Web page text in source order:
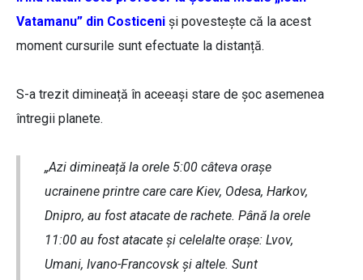
Vatamanu” din Costiceni și povestește că la acest
moment cursurile sunt efectuate la distanță.
S-a trezit dimineață în aceeași stare de șoc asemenea
întregii planete.
„Azi dimineață la orele 5:00 câteva orașe
ucrainene printre care care Kiev, Odesa, Harkov,
Dnipro, au fost atacate de rachete. Până la orele
11:00 au fost atacate și celelalte orașe: Lvov,
Umani, Ivano-Francovsk și altele. Sunt